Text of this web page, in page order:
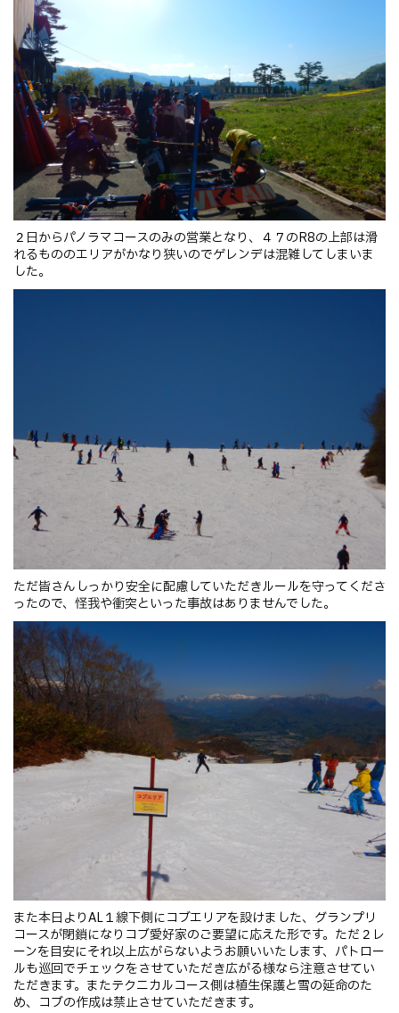
２日からパノラマコースのみの営業となり、４７のR8の上部は滑
れるもののエリアがかなり狭いのでゲレンデは混雑してしまいま
した。
ただ皆さんしっかり安全に配慮していただきルールを守ってくださ
ったので、怪我や衝突といった事故はありませんでした。
また本日よりAL１線下側にコブエリアを設けました、グランプリ
コースが閉鎖になりコブ愛好家のご要望に応えた形です。ただ２レ
ーンを目安にそれ以上広がらないようお願いいたします、パトロー
ルも巡回でチェックをさせていただき広がる様なら注意させてい
ただきます。またテクニカルコース側は植生保護と雪の延命のた
め、コブの作成は禁止させていただきます。